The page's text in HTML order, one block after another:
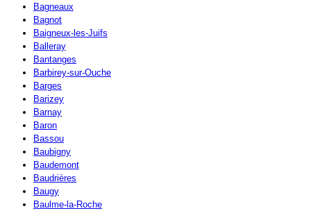
Bagneaux
Bagnot
Baigneux-les-Juifs
Balleray
Bantanges
Barbirey-sur-Ouche
Barges
Barizey
Barnay
Baron
Bassou
Baubigny
Baudemont
Baudrières
Baugy
Baulme-la-Roche